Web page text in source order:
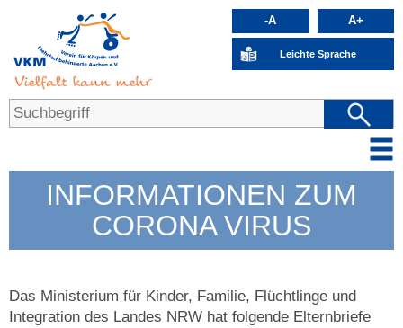
-A A+
Leichte Sprache
INFORMATIONEN ZUM
CORONA VIRUS
Das Ministerium für Kinder, Familie, Flüchtlinge und
Integration des Landes NRW hat folgende Elternbriefe